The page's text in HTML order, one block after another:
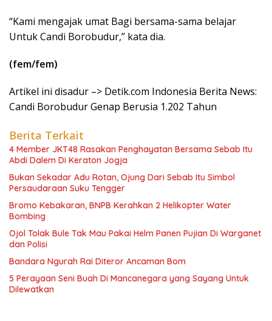
“Kami mengajak umat Bagi bersama-sama belajar
Untuk Candi Borobudur,” kata dia.
(fem/fem)
Artikel ini disadur –> Detik.com Indonesia Berita News:
Candi Borobudur Genap Berusia 1.202 Tahun
Berita Terkait
4 Member JKT48 Rasakan Penghayatan Bersama Sebab Itu
Abdi Dalem Di Keraton Jogja
Bukan Sekadar Adu Rotan, Ojung Dari Sebab Itu Simbol
Persaudaraan Suku Tengger
Bromo Kebakaran, BNPB Kerahkan 2 Helikopter Water
Bombing
Ojol Tolak Bule Tak Mau Pakai Helm Panen Pujian Di Warganet
dan Polisi
Bandara Ngurah Rai Diteror Ancaman Bom
5 Perayaan Seni Buah Di Mancanegara yang Sayang Untuk
Dilewatkan